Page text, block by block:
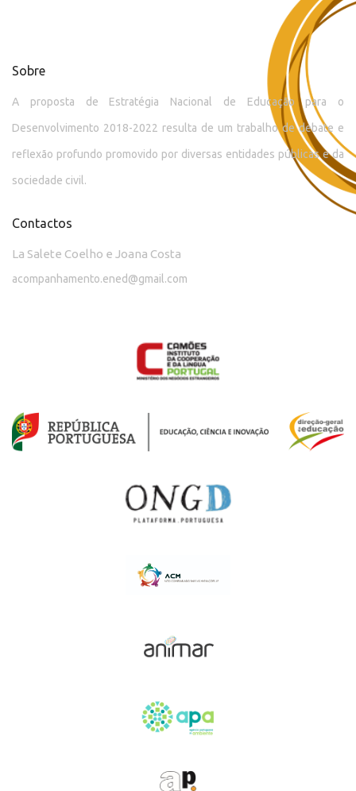
Sobre
A proposta de Estratégia Nacional de Educação para o
Desenvolvimento 2018-2022 resulta de um trabalho de debate e
reflexão profundo promovido por diversas entidades públicas e da
sociedade civil.
Contactos
La Salete Coelho e Joana Costa
acompanhamento.ened@gmail.com